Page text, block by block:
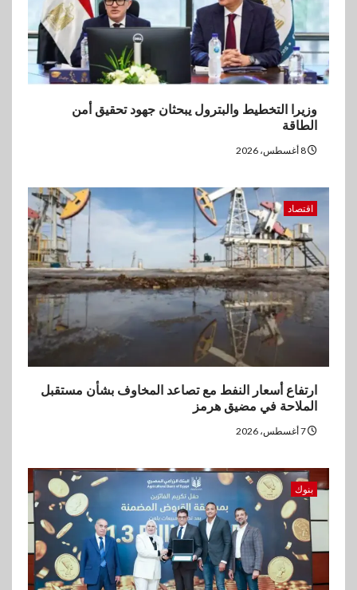
وزيرا التخطيط والبترول يبحثان جهود تحقيق أمن
الطاقة
اقتصاد
ارتفاع أسعار النفط مع تصاعد المخاوف بشأن مستقبل
الملاحة في مضيق هرمز
بنوك